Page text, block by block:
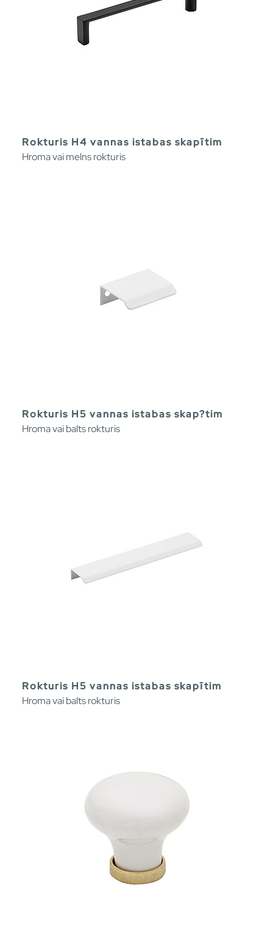
Rokturis H4 vannas istabas skapītim
Hroma vai melns rokturis
Rokturis H5 vannas istabas skap?tim
Hroma vai balts rokturis
Rokturis H5 vannas istabas skapītim
Hroma vai balts rokturis